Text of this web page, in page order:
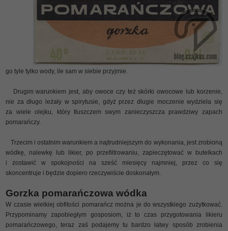
go tyle tylko wody, ile sam w siebie przyjmie.
Drugim warunkiem jest, aby owoce czy też skórki owocowe lub korzenie,
nie za długo leżały w spirytusie, gdyż przez długie moczenie wydziela się
za wiele olejku, który tłuszczem swym zanieczyszcza prawdziwy zapach
pomarańczy.
Trzecim i ostatnim warunkiem a najtrudniejszym do wykonania, jest zrobioną
wódkę, nalewkę lub likier, po przefiltrowaniu, zapieczętować w butelkach
i zostawić w spokojności na sześć miesięcy najmniej, przez co się
skoncentruje i będzie dopiero rzeczywiście doskonałym.
Gorzka pomarańczowa wódka
W czasie wielkiej obfitości pomarańcz można je do wszystkiego zużytkować.
Przypominamy zapobiegłym gosposiom, iż to czas przygotowania likieru
pomarańczowego, teraz zaś podajemy tu bardzo łatwy sposób zrobienia